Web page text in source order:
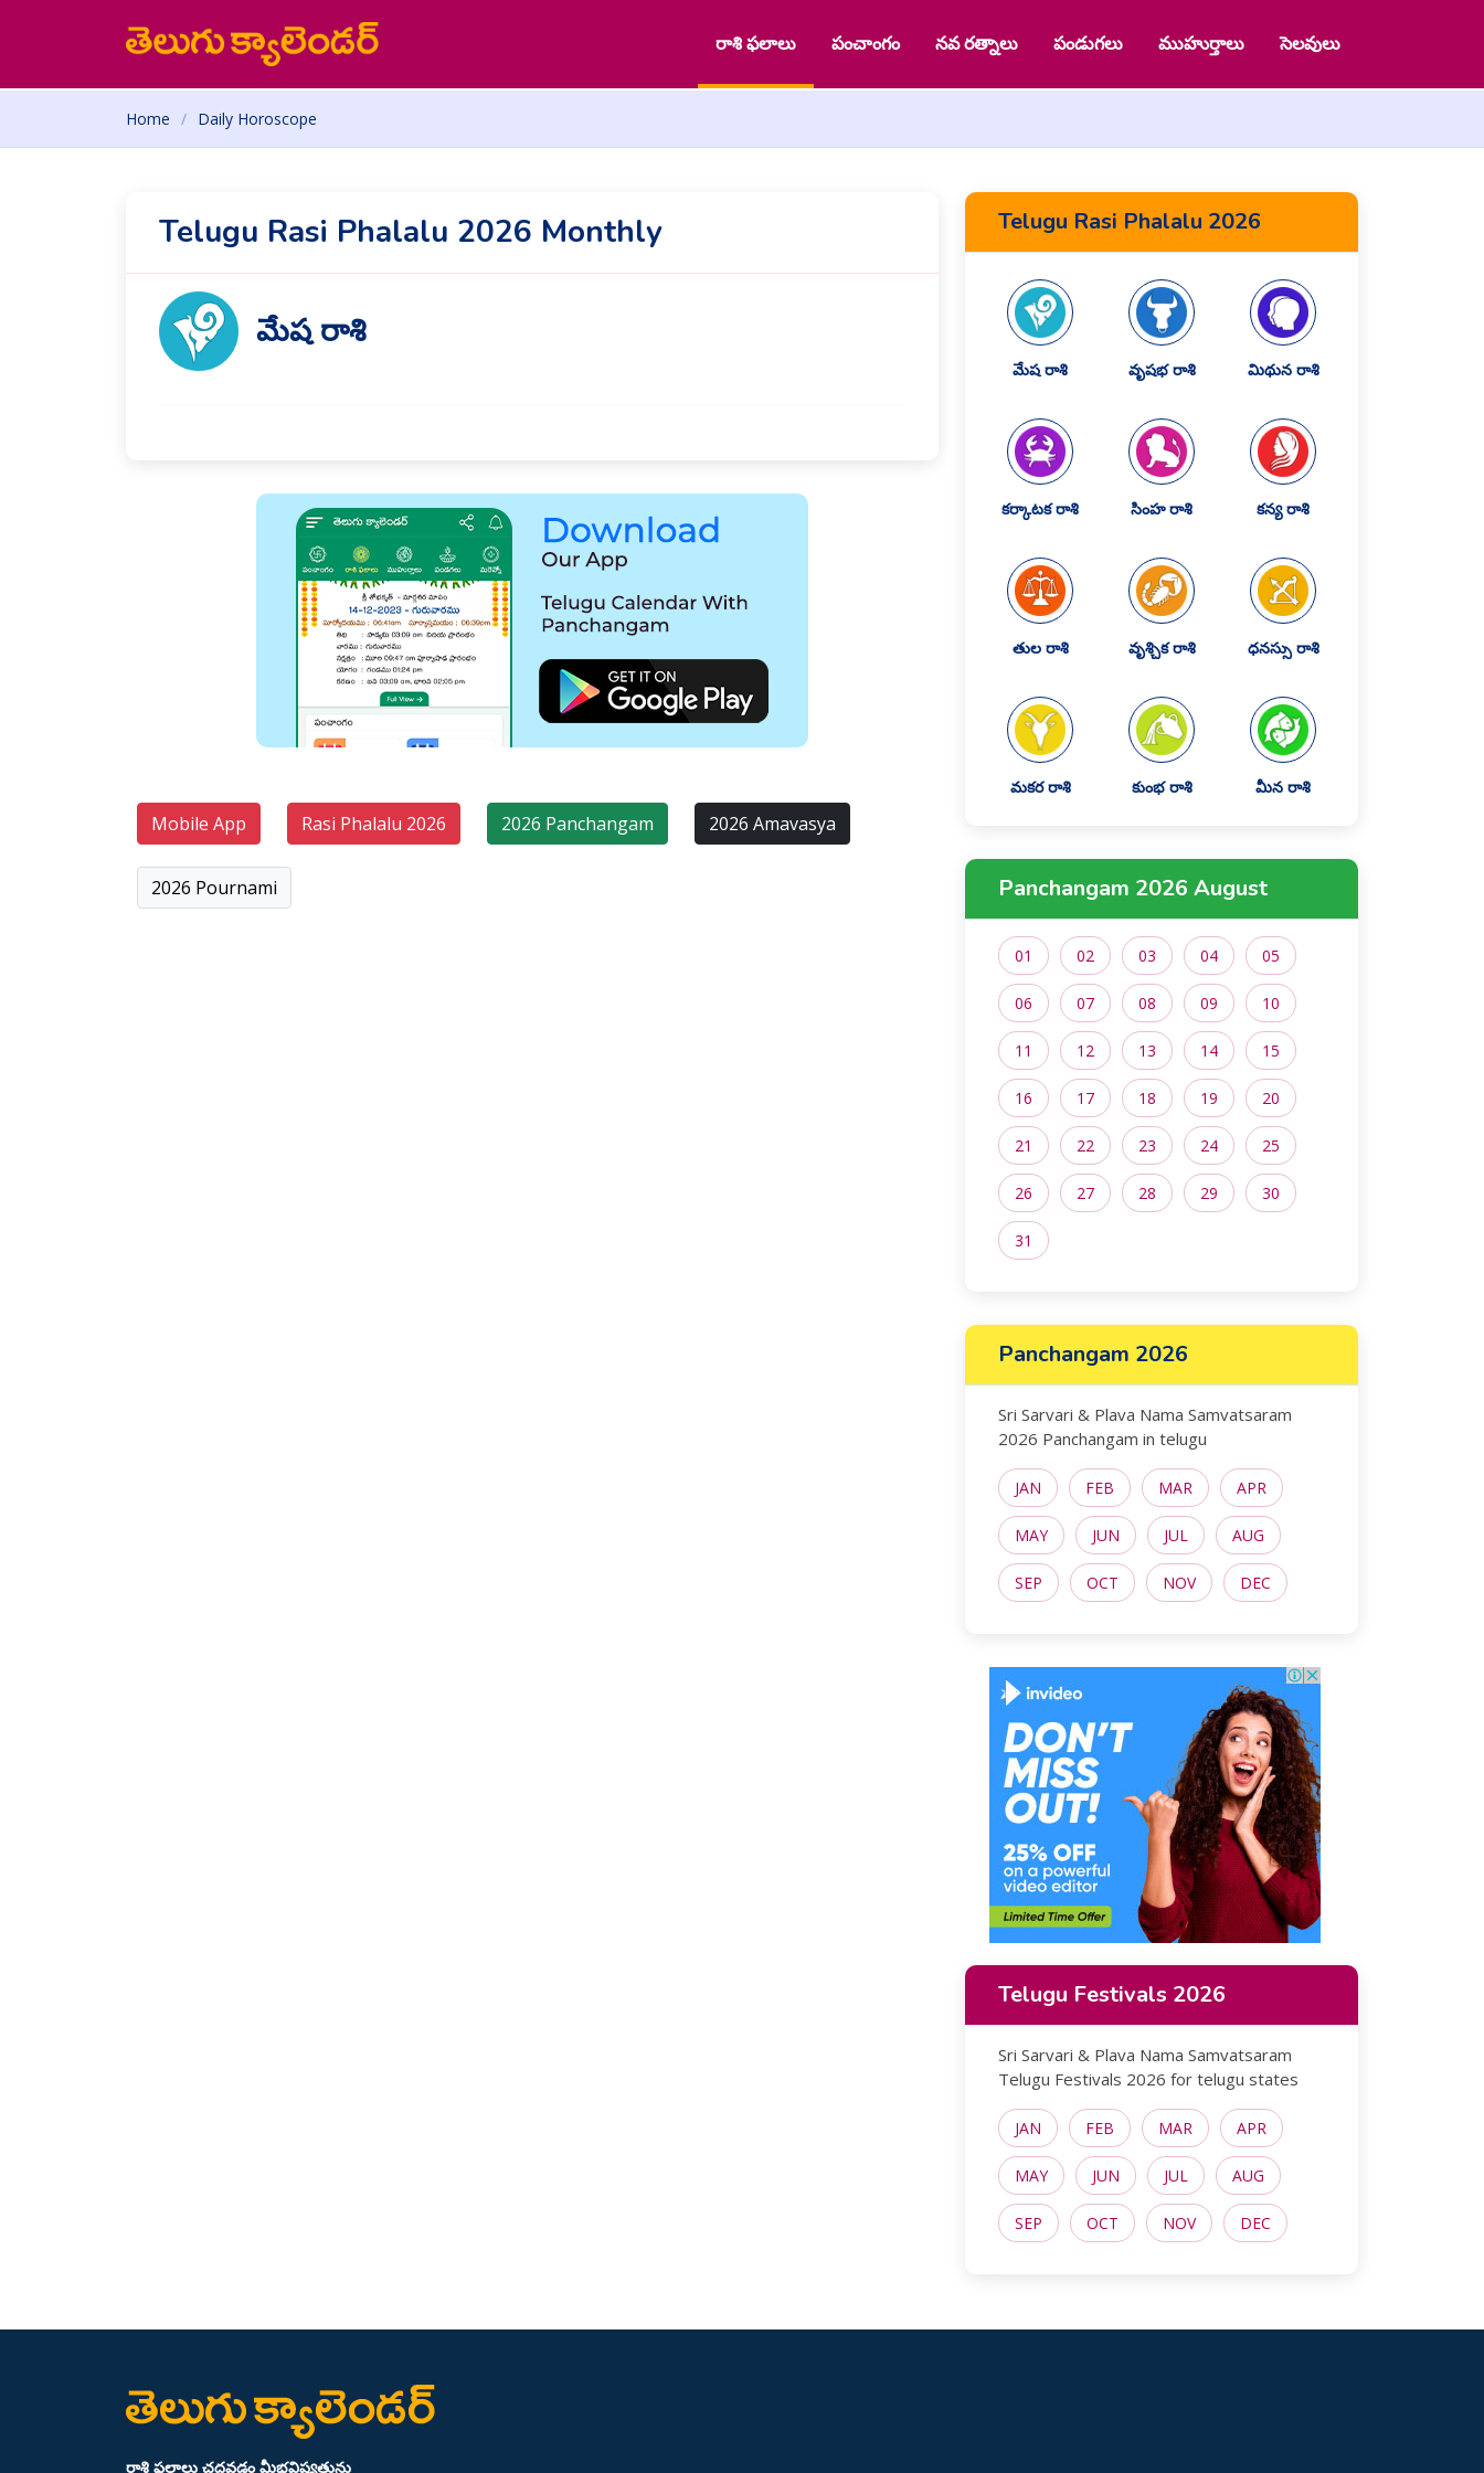
రాశి ఫలాలు పంచాంగం నవ రత్నాలు పండుగలు ముహుర్తాలు సెలవులు
Home Daily Horoscope
Telugu Rasi Phalalu 2026 Monthly
మేష రాశి
Mobile App Rasi Phalalu 2026 2026 Panchangam 2026 Amavasya
2026 Pournami
Telugu Rasi Phalalu 2026
మేష రాశి వృషభ రాశి మిథున రాశి
కర్కాటక రాశి సింహ రాశి కన్య రాశి
తుల రాశి వృశ్చిక రాశి ధనస్సు రాశి
మకర రాశి కుంభ రాశి మీన రాశి
Panchangam 2026 August
01 02 03 04 05
06 07 08 09 10
11 12 13 14 15
16 17 18 19 20
21 22 23 24 25
26 27 28 29 30
31
Panchangam 2026
Sri Sarvari & Plava Nama Samvatsaram
2026 Panchangam in telugu
JAN FEB MAR APR
MAY JUN JUL AUG
SEP OCT NOV DEC
Telugu Festivals 2026
Sri Sarvari & Plava Nama Samvatsaram
Telugu Festivals 2026 for telugu states
JAN FEB MAR APR
MAY JUN JUL AUG
SEP OCT NOV DEC
రాశి ఫలాలు చదవడం మీభవిష్యత్తును